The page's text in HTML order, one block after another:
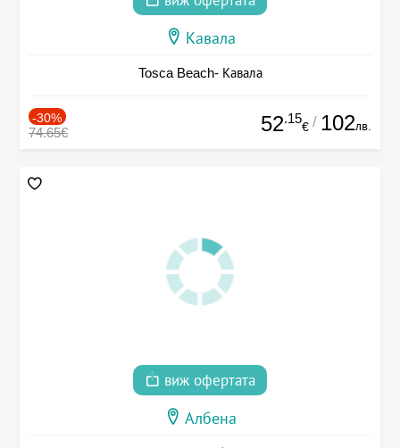
Кавала
Tosca Beach- Кавала
-30%
74.65€ 52.15
€ / 102лв.
виж офертата
Албена